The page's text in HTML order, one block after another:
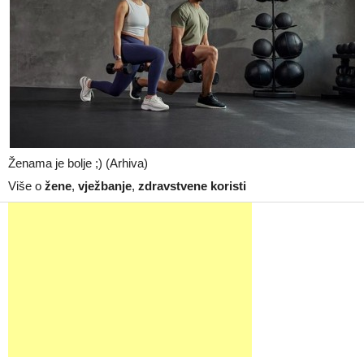
Ženama je bolje ;) (Arhiva)
Više o žene, vježbanje, zdravstvene koristi